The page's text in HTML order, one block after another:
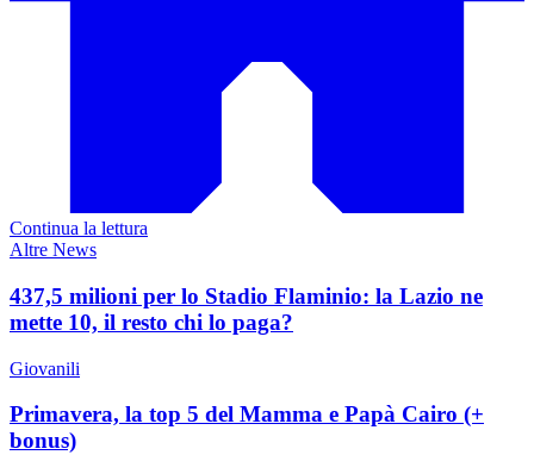
Continua la lettura
Altre News
437,5 milioni per lo Stadio Flaminio: la Lazio ne
mette 10, il resto chi lo paga?
Giovanili
Primavera, la top 5 del Mamma e Papà Cairo (+
bonus)